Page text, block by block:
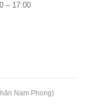
– 17:00
Nam Phong)